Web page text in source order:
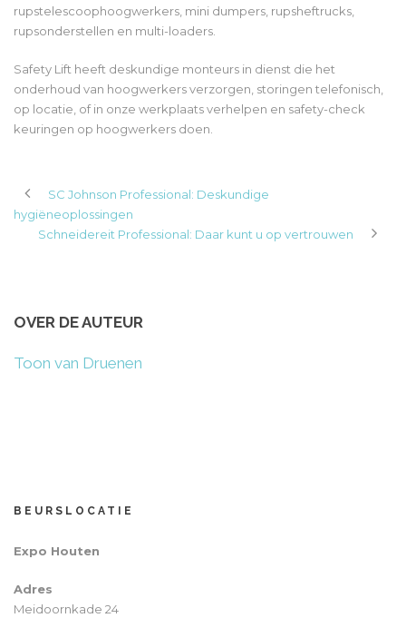
rupstelescoophoogwerkers, mini dumpers, rupsheftrucks,
rupsonderstellen en multi-loaders.
Safety Lift heeft deskundige monteurs in dienst die het
onderhoud van hoogwerkers verzorgen, storingen telefonisch,
op locatie, of in onze werkplaats verhelpen en safety-check
keuringen op hoogwerkers doen.
SC Johnson Professional: Deskundige
hygiëneoplossingen
Schneidereit Professional: Daar kunt u op vertrouwen
OVER DE AUTEUR
Toon van Druenen
BEURSLOCATIE
Expo Houten
Adres
Meidoornkade 24